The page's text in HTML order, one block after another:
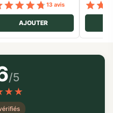
Note sur 5
13 avis
AJOUTER
/5
★★